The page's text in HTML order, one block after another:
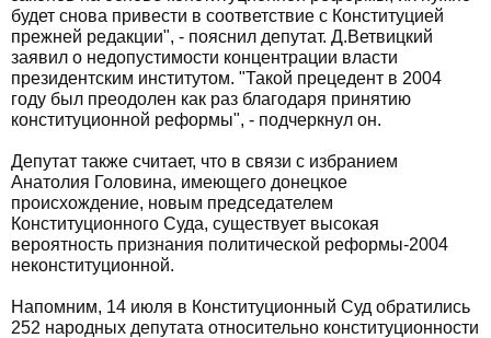
будет снова привести в соответствие с Конституцией
прежней редакции", - пояснил депутат. Д.Ветвицкий
заявил о недопустимости концентрации власти
президентским институтом. "Такой прецедент в 2004
году был преодолен как раз благодаря принятию
конституционной реформы", - подчеркнул он.
Депутат также считает, что в связи с избранием
Анатолия Головина, имеющего донецкое
происхождение, новым председателем
Конституционного Суда, существует высокая
вероятность признания политической реформы-2004
неконституционной.
Напомним, 14 июля в Конституционный Суд обратились
252 народных депутата относительно конституционности